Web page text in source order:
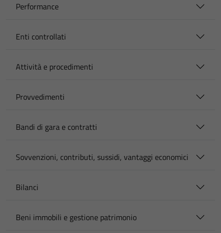
Performance
Enti controllati
Attività e procedimenti
Provvedimenti
Bandi di gara e contratti
Sovvenzioni, contributi, sussidi, vantaggi economici
Bilanci
Beni immobili e gestione patrimonio